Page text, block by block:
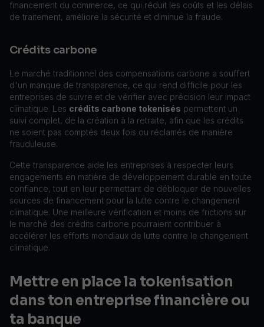
financement du commerce, ce qui réduit les coûts et les délais
de traitement, améliore la sécurité et diminue la fraude.
Crédits carbone
Le marché traditionnel des compensations carbone a souffert
d'un manque de transparence, ce qui rend difficile pour les
entreprises de suivre et de vérifier avec précision leur impact
climatique. Les crédits carbone tokenisés permettent un
suivi complet, de la création à la retraite, afin que les crédits
ne soient pas comptés deux fois ou réclamés de manière
frauduleuse.
Cette transparence aide les entreprises à respecter leurs
engagements en matière de développement durable en toute
confiance, tout en leur permettant de débloquer de nouvelles
sources de financement pour la lutte contre le changement
climatique. Une meilleure vérification et moins de frictions sur
le marché des crédits carbone pourraient contribuer à
accélérer les efforts mondiaux de lutte contre le changement
climatique.
Mettre en place la tokenisation
dans ton entreprise financière ou
ta banque